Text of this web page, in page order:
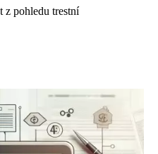
z pohledu trestní